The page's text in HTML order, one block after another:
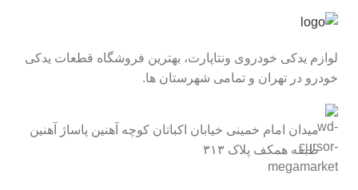
لوازم یدکی خودروی ونتاپارت، بهترین فروشگاه قطعات یدکی
خودرو در تهران و تمامی شهرستان ها.
میدان امام خمینی خیابان اکباتان کوچه آهنین پاساژ آهنین
طبقه همکف پلاک ۳۱۳